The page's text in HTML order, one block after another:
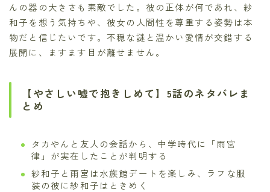
んの器の大きさも素敵でした。彼の正体が何であれ、紗
和子を想う気持ちや、彼女の人間性を尊重する姿勢は本
物だと信じたいです。不穏な謎と温かい愛情が交錯する
展開に、ますます目が離せません。
【やさしい嘘で抱きしめて】5話のネタバレま
とめ
タカやんと友人の会話から、中学時代に「雨宮
律」が実在したことが判明する
紗和子と雨宮は水族館デートを楽しみ、ラフな服
装の彼に紗和子はときめく